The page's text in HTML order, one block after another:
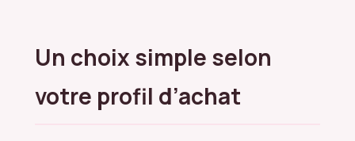
Un choix simple selon
votre profil d’achat